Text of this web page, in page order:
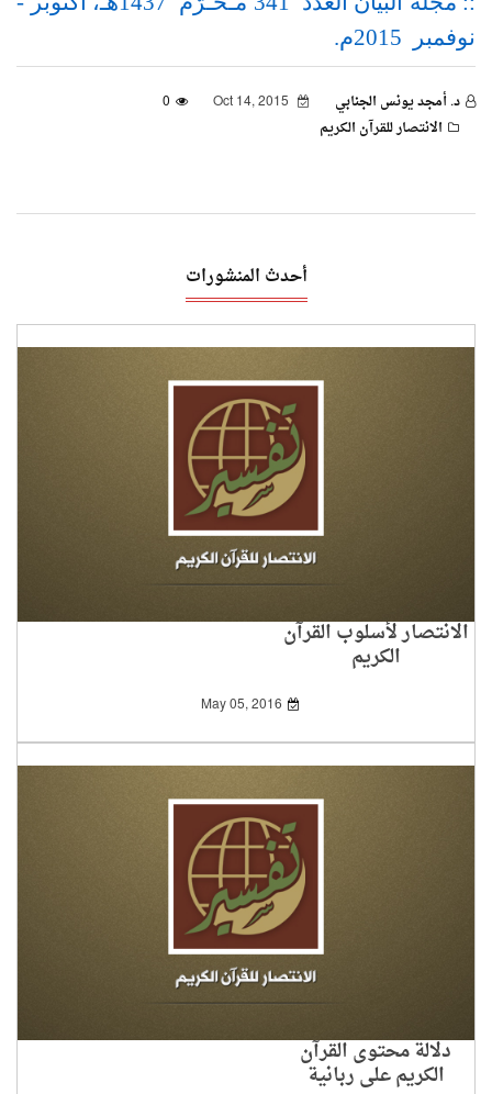
نوفمبر 2015م.
د. أمجد يونس الجنابي
0
الانتصار للقرآن الكريم
أحدث المنشورات
الانتصار لأسلوب القرآن
الكريم
May 05, 2016
دلالة محتوى القرآن
الكريم على ربانية